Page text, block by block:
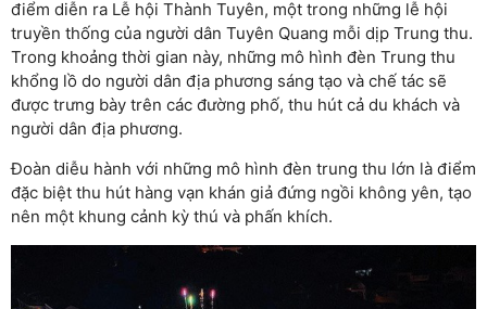
điểm diễn ra Lễ hội Thành Tuyên, một trong những lễ hội
truyền thống của người dân Tuyên Quang mỗi dịp Trung thu.
Trong khoảng thời gian này, những mô hình đèn Trung thu
khổng lồ do người dân địa phương sáng tạo và chế tác sẽ
được trưng bày trên các đường phố, thu hút cả du khách và
người dân địa phương.
Đoàn diễu hành với những mô hình đèn trung thu lớn là điểm
đặc biệt thu hút hàng vạn khán giả đứng ngồi không yên, tạo
nên một khung cảnh kỳ thú và phấn khích.